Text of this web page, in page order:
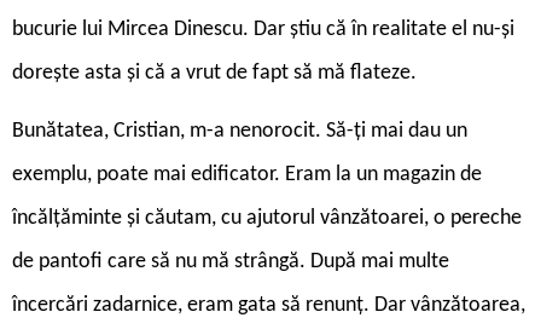
bucurie lui Mircea Dinescu. Dar știu că în realitate el nu-și
dorește asta și că a vrut de fapt să mă flateze.
Bunătatea, Cristian, m-a nenorocit. Să-ți mai dau un
exemplu, poate mai edificator. Eram la un magazin de
încălțăminte și căutam, cu ajutorul vânzătoarei, o pereche
de pantofi care să nu mă strângă. După mai multe
încercări zadarnice, eram gata să renunț. Dar vânzătoarea,